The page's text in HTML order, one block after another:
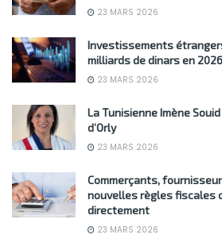
23 MARS 2026
Investissements
milliards de dinars en 2026
23 MARS 2026
La Tunisienne Imène
d’Orly
23 MARS 2026
Commerçants,
nouvelles règles fiscales
directement
23 MARS 2026